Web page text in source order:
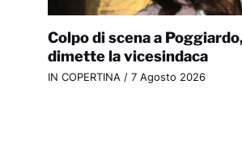
Colpo di scena a
dimette la vicesindaca
IN COPERTINA/ 7 Agosto 2026